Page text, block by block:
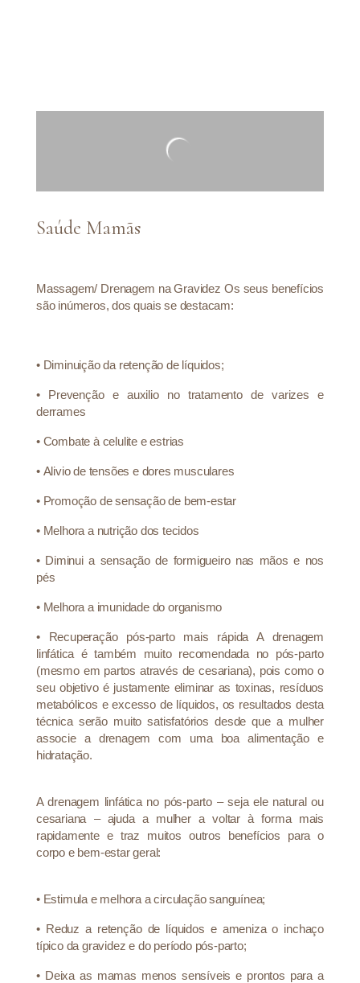
Saúde Mamãs
Massagem/ Drenagem na Gravidez Os seus benefícios
são inúmeros, dos quais se destacam:
• Diminuição da retenção de líquidos;
• Prevenção e auxilio no tratamento de varizes e
derrames
• Combate à celulite e estrias
• Alivio de tensões e dores musculares
• Promoção de sensação de bem-estar
• Melhora a nutrição dos tecidos
• Diminui a sensação de formigueiro nas mãos e nos
pés
• Melhora a imunidade do organismo
• Recuperação pós-parto mais rápida A drenagem
linfática é também muito recomendada no pós-parto
(mesmo em partos através de cesariana), pois como o
seu objetivo é justamente eliminar as toxinas, resíduos
metabólicos e excesso de líquidos, os resultados desta
técnica serão muito satisfatórios desde que a mulher
associe a drenagem com uma boa alimentação e
hidratação.
A drenagem linfática no pós-parto – seja ele natural ou
cesariana – ajuda a mulher a voltar à forma mais
rapidamente e traz muitos outros benefícios para o
corpo e bem-estar geral:
• Estimula e melhora a circulação sanguínea;
• Reduz a retenção de líquidos e ameniza o inchaço
típico da gravidez e do período pós-parto;
• Deixa as mamas menos sensíveis e prontos para a